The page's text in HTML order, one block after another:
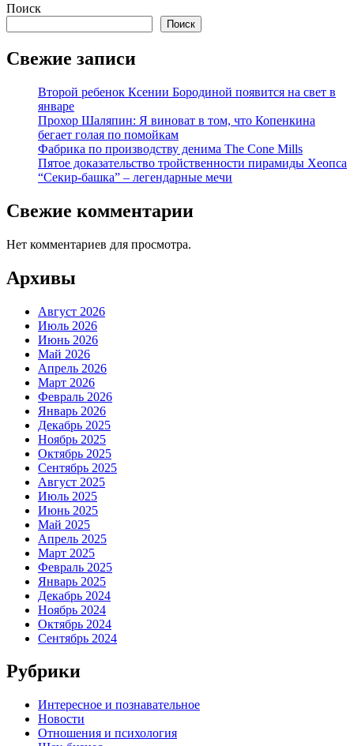
Поиск
Поиск
Свежие записи
Второй ребенок Ксении Бородиной появится на свет в
январе
Прохор Шаляпин: Я виноват в том, что Копенкина
бегает голая по помойкам
Фабрика по производству денима The Cone Mills
Пятое доказательство тройственности пирамиды Хеопса
“Секир-башка” – легендарные мечи
Свежие комментарии
Нет комментариев для просмотра.
Архивы
Август 2026
Июль 2026
Июнь 2026
Май 2026
Апрель 2026
Март 2026
Февраль 2026
Январь 2026
Декабрь 2025
Ноябрь 2025
Октябрь 2025
Сентябрь 2025
Август 2025
Июль 2025
Июнь 2025
Май 2025
Апрель 2025
Март 2025
Февраль 2025
Январь 2025
Декабрь 2024
Ноябрь 2024
Октябрь 2024
Сентябрь 2024
Рубрики
Интересное и познавательное
Новости
Отношения и психология